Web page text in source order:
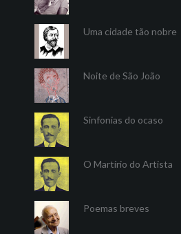
Uma cidade tão nobre
Noite de São João
Sinfonias do ocaso
O Martírio do Artista
Poemas breves